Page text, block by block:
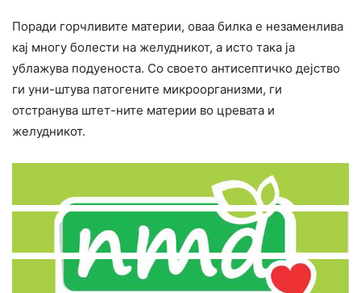
Поради горчливите материи, оваа билка е незаменлива
кај многу болести на желудникот, а исто така ја
ублажува подуеноста. Со своето антисептичко дејство
ги уни-штува патогените микроорганизми, ги
отстранува штет-ните материи во цревата и
желудникот.